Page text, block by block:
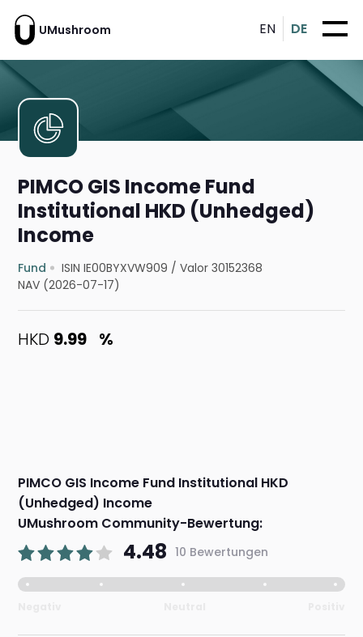
UMushroom EN DE
PIMCO GIS Income Fund
Institutional HKD (Unhedged)
Income
Fund ISIN IE00BYXVW909 /Valor 30152368
NAV (2026-07-17)
HKD 9.99 %
PIMCO GIS Income Fund Institutional HKD
(Unhedged) Income
UMushroom Community-Bewertung:
4.48 10 Bewertungen